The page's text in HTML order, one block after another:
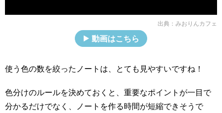
出典： みおりんカフェ
動画はこちら
使う色の数を絞ったノートは、とても見やすいですね！
色分けのルールを決めておくと、重要なポイントが一目で
分かるだけでなく、ノートを作る時間が短縮できそうで